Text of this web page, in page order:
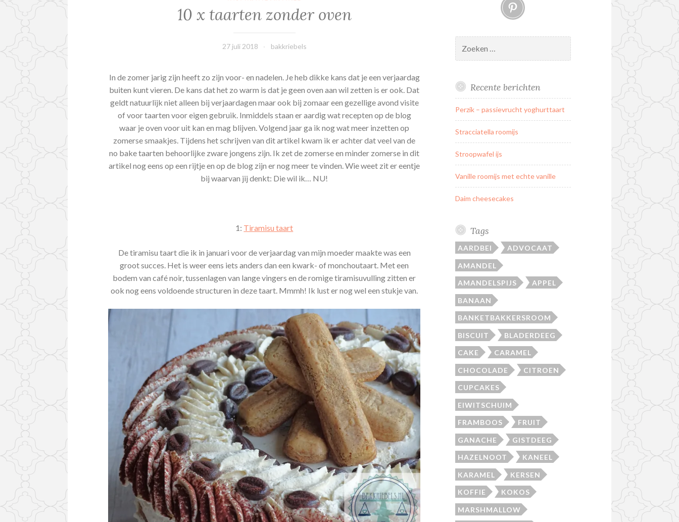
10 x taarten zonder oven
27 juli 2018 bakkriebels
In de zomer jarig zijn heeft zo zijn voor- en nadelen. Je heb dikke kans dat je een verjaardag
buiten kunt vieren. De kans dat het zo warm is dat je geen oven aan wil zetten is er ook. Dat
geldt natuurlijk niet alleen bij verjaardagen maar ook bij zomaar een gezellige avond visite
of voor taarten voor eigen gebruik. Inmiddels staan er aardig wat recepten op de blog
waar je oven voor uit kan en mag blijven. Volgend jaar ga ik nog wat meer inzetten op
zomerse smaakjes. Tijdens het schrijven van dit artikel kwam ik er achter dat veel van de
no bake taarten behoorlijke zware jongens zijn. Ik zet de zomerse en minder zomerse in dit
artikel nog eens op een rijtje en op de blog zijn er nog meer te vinden. Wie weet zit er eentje
bij waarvan jij denkt: Die wil ik… NU!
1: Tiramisu taart
De tiramisu taart die ik in januari voor de verjaardag van mijn moeder maakte was een
groot succes. Het is weer eens iets anders dan een kwark- of monchoutaart. Met een
bodem van café noir, tussenlagen van lange vingers en de romige tiramisuvulling zitten er
ook nog eens voldoende structuren in deze taart. Mmmh! Ik lust er nog wel een stukje van.
naar:
Recente berichten
Perzik – passievrucht yoghurttaart
Stracciatella roomijs
Stroopwafel ijs
Vanille roomijs met echte vanille
Daim cheesecakes
Tags
AARDBEI ADVOCAAT
AMANDEL
AMANDELSPIJS APPEL
BANAAN
BANKETBAKKERSROOM
BISCUIT BLADERDEEG
CAKE CARAMEL
CHOCOLADE CITROEN
CUPCAKES
EIWITSCHUIM
FRAMBOOS FRUIT
GANACHE GISTDEEG
HAZELNOOT KANEEL
KARAMEL KERSEN
KOFFIE KOKOS
MARSHMALLOW